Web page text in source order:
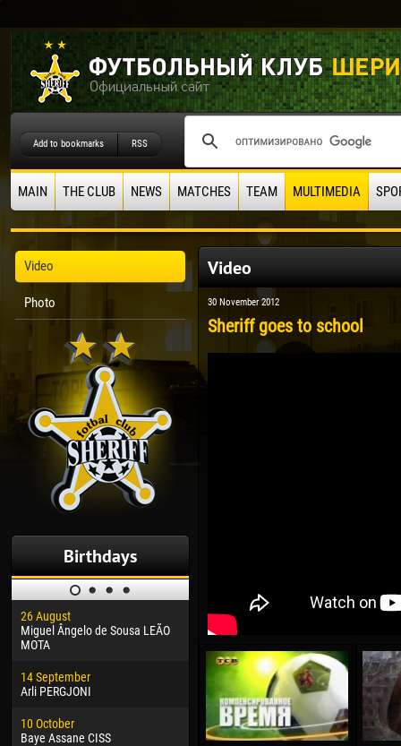
Add to bookmarks RSS
MAIN THE CLUB NEWS MATCHES TEAM MULTIMEDIA
Video
Photo
Birthdays
26 August
Miguel Ângelo de Sousa LEÃO
MOTA
14 September
Arli PERGJONI
10 October
Baye Assane CISS
30 January
Dhoraso Moreo KLAS
24 February
Vladislav COSTIN
02 March
Veaceslav COZMA
04
13
24
Video
30 November 2012
Sheriff goes to school